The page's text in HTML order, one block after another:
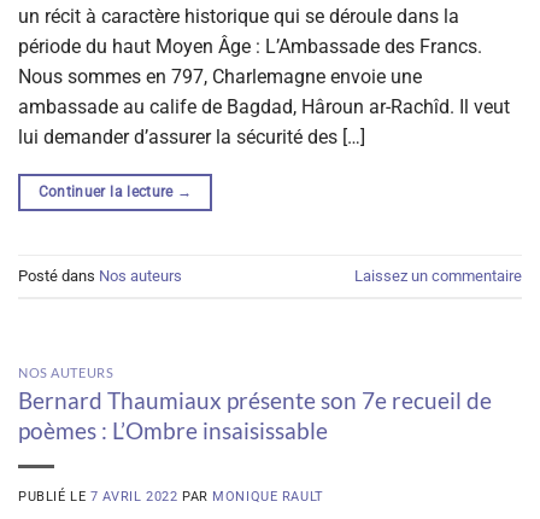
un récit à caractère historique qui se déroule dans la
période du haut Moyen Âge : L’Ambassade des Francs.
Nous sommes en 797, Charlemagne envoie une
ambassade au calife de Bagdad, Hâroun ar-Rachîd. Il veut
lui demander d’assurer la sécurité des […]
Continuer la lecture →
Posté dans Nos auteurs Laissez un commentaire
NOS AUTEURS
Bernard Thaumiaux présente son 7e recueil de
poèmes : L’Ombre insaisissable
PUBLIÉ LE 7 AVRIL 2022 PAR MONIQUE RAULT